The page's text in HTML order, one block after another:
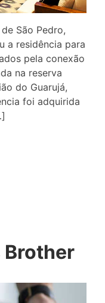
São Pedro,
a residência para
pela conexão
na reserva
do Guarujá,
foi adquirida